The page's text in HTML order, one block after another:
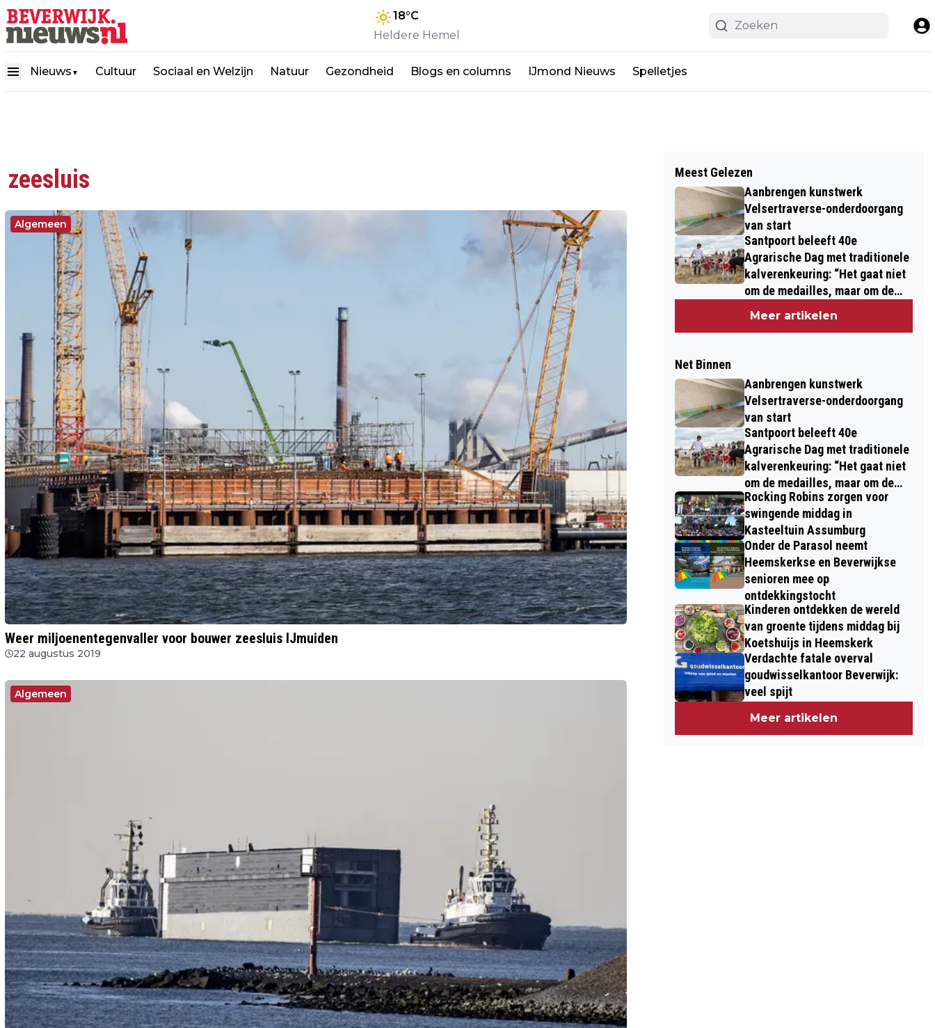
18°C
Heldere Hemel
Nieuws ▼ Cultuur Sociaal en Welzijn Natuur Gezondheid Blogs en columns IJmond Nieuws Spelletjes
zeesluis
Algemeen
Weer miljoenentegenvaller voor bouwer zeesluis IJmuiden
22 augustus 2019
Algemeen
Meest Gelezen
Aanbrengen kunstwerk
Velsertraverse-onderdoorgang
van start
Santpoort beleeft 40e
Agrarische Dag met traditionele
kalverenkeuring: “Het gaat niet
om de medailles, maar om de
Meer artikelen
Net Binnen
Aanbrengen kunstwerk
Velsertraverse-onderdoorgang
van start
Santpoort beleeft 40e
Agrarische Dag met traditionele
kalverenkeuring: “Het gaat niet
om de medailles, maar om de
kinderen”
Rocking Robins zorgen voor
swingende middag in
Kasteeltuin Assumburg
Onder de Parasol neemt
Heemskerkse en Beverwijkse
senioren mee op
ontdekkingstocht
Kinderen ontdekken de wereld
van groente tijdens middag bij
Koetshuijs in Heemskerk
Verdachte fatale overval
goudwisselkantoor Beverwijk:
veel spijt
Meer artikelen